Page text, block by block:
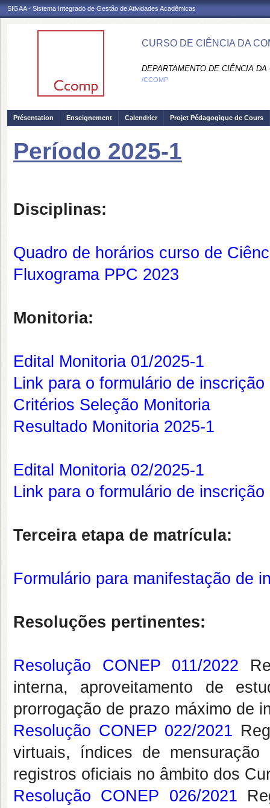
SIGAA - Sistema Integrado de Gestão de Atividades Acadêmicas
CURSO DE CIÊNCIA DA
DEPARTAMENTO DE CIÊNCIA
/CCOMP
Présentation Enseignement Calendrier Projet Pédagogique de Cours
Período 2025-1
Disciplinas:
Quadro de horários curso de
Fluxograma PPC 2023
Monitoria:
Edital Monitoria 01/2025-1
Link para o formulário de
Critérios Seleção Monitoria
Resultado Monitoria 2025-1
Edital Monitoria 02/2025-1
Link para o formulário de
Terceira etapa de matrícula:
Formulário para manifestação de
Resoluções pertinentes:
Resolução CONEP 011/2022
interna, aproveitamento de
prorrogação de prazo máximo de
Resolução CONEP 022/2021
virtuais, índices de
registros oficiais no âmbito dos
Resolução CONEP 026/2021